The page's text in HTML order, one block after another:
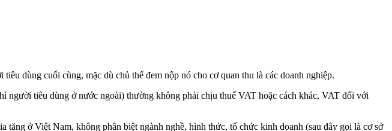
dùng cuối cùng, mặc dù chủ thể đem nộp nó cho cơ quan thu là các doanh nghiệp.
tiêu dùng ở nước ngoài) thường không phải chịu thuế VAT hoặc cách khác, VAT đối với
ở Việt Nam, không phân biệt ngành nghề, hình thức, tổ chức kinh doanh (sau đây gọi là cơ sở